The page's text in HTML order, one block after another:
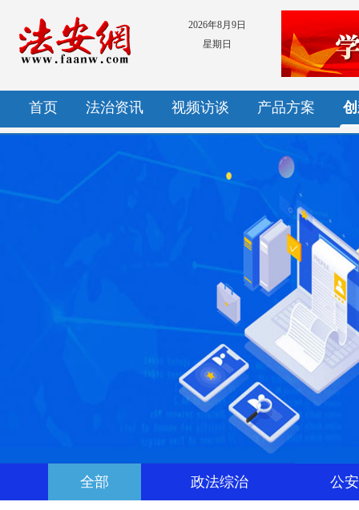
2026年8月9日
星期日
首页 法治资讯 视频访谈 产品方案
全部 政法综治 公安